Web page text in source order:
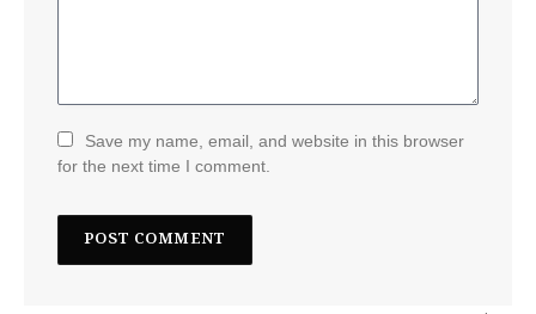
Save my name, email, and website in this browser
for the next time I comment.